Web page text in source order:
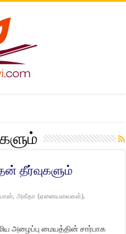
தீர்வுகளும்
,அகீதா (ஏனையவைகள்),
அழைப்பு மையத்தின் சார்பாக